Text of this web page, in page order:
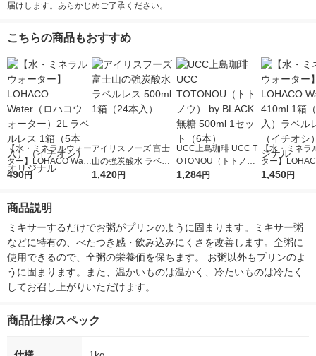
届けします。あらかじめご了承ください。
こちらの商品もおすすめ
【水・ミネラルウォー
ター】LOHACO Wate
r（ロハコウォータ
シ） オリジナル
490円
アイリスフーズ 富士
山の強炭酸水 ラベル
レス 500ml 1箱（24
1,420円
UCC上島珈琲 UCC T
OTONOU（トトノ
ウ） by BLACK無糖 5
1,284円
【水・ミネラ
ター】
r 410ml 1箱（
1,450円
商品説明
ミキサーするだけでお粥がプリンのように固まります。ミキサー粥
などに特有の、べたつき感・飲み込みにくさを改善します。全粥に
使用できるので、全粥の栄養価を保ちます。 お粥以外もプリンのよ
うに固まります。また、温かいものは温かく、冷たいものは冷たく
してお召し上がりいただけます。
商品仕様/スペック